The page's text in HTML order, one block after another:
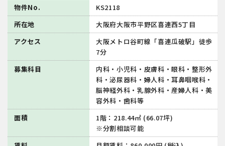
物件No.
KS2118
所在地
大阪府大阪市平野区喜連西5丁目
アクセス
大阪メトロ谷町線「喜連瓜破駅」徒歩
7分
募集科目
内科・小児科・皮膚科・眼科・整形外
科・泌尿器科・婦人科・耳鼻咽喉科・
脳神経外科・乳腺外科・産婦人科・美
容外科・歯科等
面積
1階：218.44㎡ (66.07坪)
※分割相談可能